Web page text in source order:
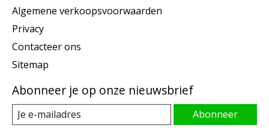
Algemene verkoopsvoorwaarden
Privacy
Contacteer ons
Sitemap
Abonneer je op onze nieuwsbrief
Abonneer